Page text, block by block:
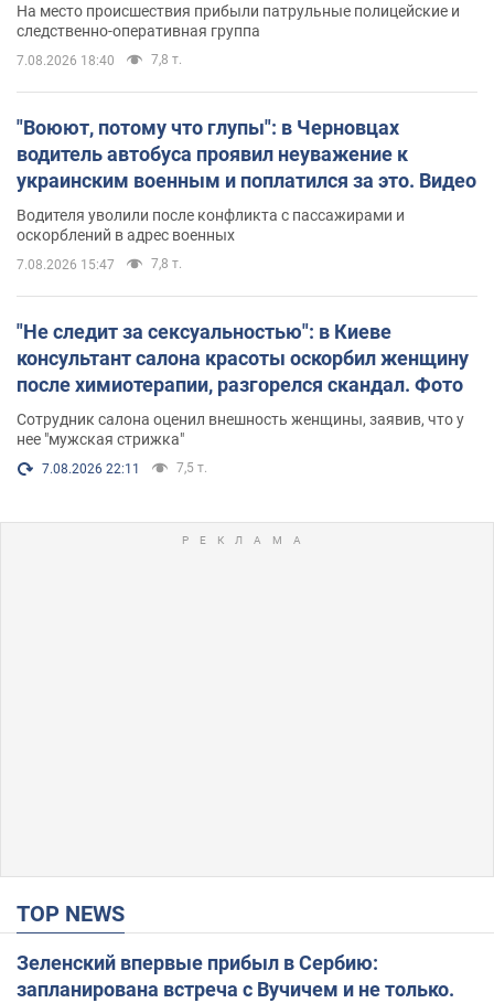
На место происшествия прибыли патрульные полицейские и
следственно-оперативная группа
7.08.2026 18:40 7,8 т.
"Воюют, потому что глупы": в Черновцах
водитель автобуса проявил неуважение к
украинским военным и поплатился за это. Видео
Водителя уволили после конфликта с пассажирами и
оскорблений в адрес военных
7.08.2026 15:47 7,8 т.
"Не следит за сексуальностью": в Киеве
консультант салона красоты оскорбил женщину
после химиотерапии, разгорелся скандал. Фото
Сотрудник салона оценил внешность женщины, заявив, что у
нее "мужская стрижка"
7.08.2026 22:11 7,5 т.
TOP NEWS
Зеленский впервые прибыл в Сербию:
запланирована встреча с Вучичем и не только.